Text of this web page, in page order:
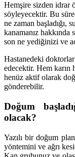
Hemşire sizden idrar
söyleyecektir. Bu
ne zaman başladığı,
kanamanız
son ne yediğinizi ve
Hastanedeki
edecektir. Hem karın
henüz aktif olarak
gönderebilir.
Doğum
olacak?
Yazılı bir doğum
yöntemini ve ağrı